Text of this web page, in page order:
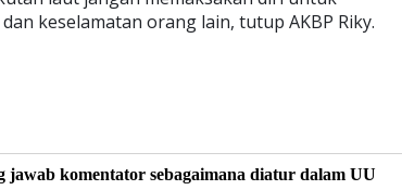
keselamatan orang lain, tutup AKBP Riky.
jawab komentator sebagaimana diatur dalam UU